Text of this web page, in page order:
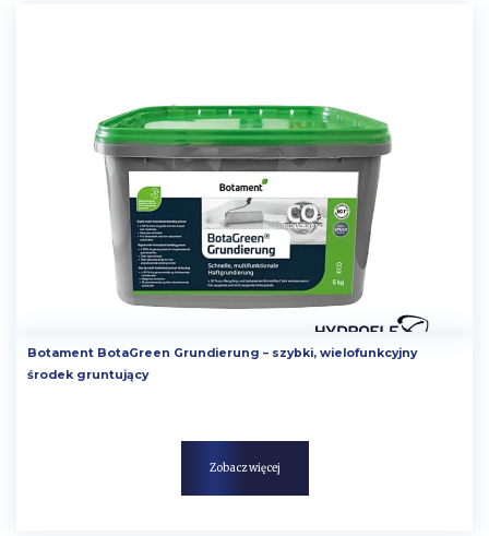
Botament BotaGreen Grundierung – szybki, wielofunkcyjny
środek gruntujący
Zobacz więcej